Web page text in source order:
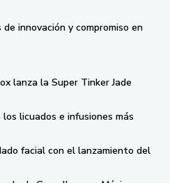
innovación y compromiso en
lanza la Super Tinker Jade
licuados e infusiones más
facial con el lanzamiento del